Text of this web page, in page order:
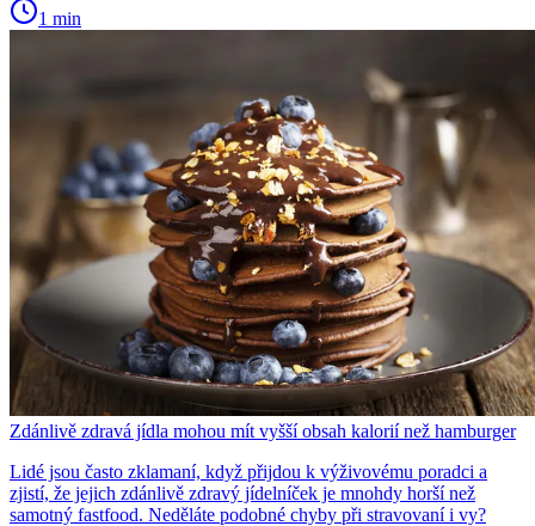
1 min
Zdánlivě zdravá jídla mohou mít vyšší obsah kalorií než hamburger
Lidé jsou často zklamaní, když přijdou k výživovému poradci a
zjistí, že jejich zdánlivě zdravý jídelníček je mnohdy horší než
samotný fastfood. Neděláte podobné chyby při stravovaní i vy?